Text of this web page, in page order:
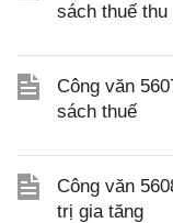
sách thuế thu
Công văn
sách thuế
Công văn
trị gia tăng